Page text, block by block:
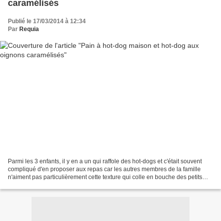
caramélisés
Publié le 17/03/2014 à 12:34
Par Requia
Parmi les 3 enfants, il y en a un qui raffole des hot-dogs et c'était souvent
compliqué d'en proposer aux repas car les autres membres de la famille
n'aiment pas particulièrement cette texture qui colle en bouche des petits